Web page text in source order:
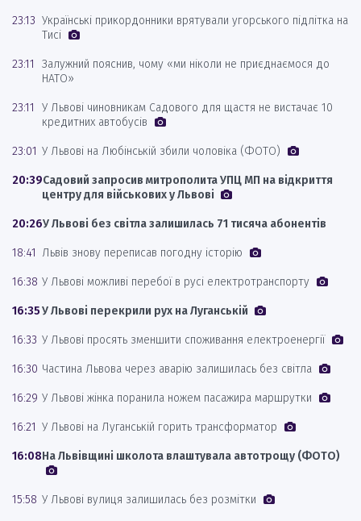
23:13 Українські прикордонники врятували угорського підлітка на
Тисі
23:11
Залужний пояснив, чому «ми ніколи не приєднаємося до
НАТО»
23:11
У Львові чиновникам Садового для щастя не вистачає 10
кредитних автобусів
23:01 У Львові на Любінській збили чоловіка (ФОТО)
20:39Садовий запросив митрополита УПЦ МП на відкриття
центру для військових у Львові
20:26У Львові без світла залишилась 71 тисяча абонентів
18:41 Львів знову переписав погодну історію
16:38 У Львові можливі перебої в русі електротранспорту
16:35У Львові перекрили рух на Луганській
16:33 У Львові просять зменшити споживання електроенергії
16:30 Частина Львова через аварію залишилась без світла
16:29 У Львові жінка поранила ножем пасажира маршрутки
16:21 У Львові на Луганській горить трансформатор
16:08На Львівщині школота влаштувала автотрощу (ФОТО)
15:58 У Львові вулиця залишилась без розмітки